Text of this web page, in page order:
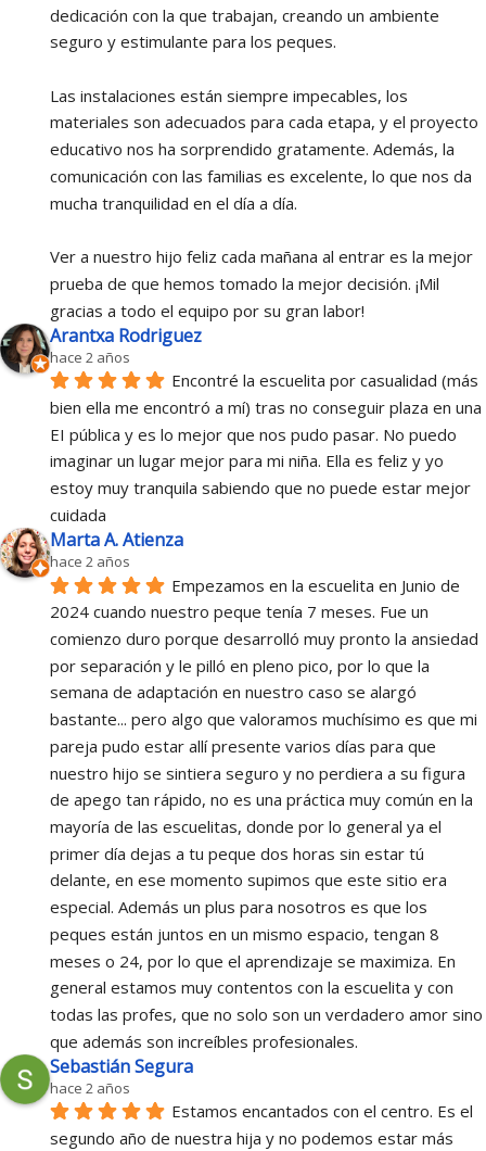
dedicación con la que trabajan, creando un ambiente
seguro y estimulante para los peques.
Las instalaciones están siempre impecables, los
materiales son adecuados para cada etapa, y el proyecto
educativo nos ha sorprendido gratamente. Además, la
comunicación con las familias es excelente, lo que nos da
mucha tranquilidad en el día a día.
Ver a nuestro hijo feliz cada mañana al entrar es la mejor
prueba de que hemos tomado la mejor decisión. ¡Mil
gracias a todo el equipo por su gran labor!
Arantxa Rodriguez
hace 2 años
Encontré la escuelita por casualidad (más
bien ella me encontró a mí) tras no conseguir plaza en una
EI pública y es lo mejor que nos pudo pasar. No puedo
imaginar un lugar mejor para mi niña. Ella es feliz y yo
estoy muy tranquila sabiendo que no puede estar mejor
cuidada
Marta A. Atienza
hace 2 años
Empezamos en la escuelita en Junio de
2024 cuando nuestro peque tenía 7 meses. Fue un
comienzo duro porque desarrolló muy pronto la ansiedad
por separación y le pilló en pleno pico, por lo que la
semana de adaptación en nuestro caso se alargó
bastante... pero algo que valoramos muchísimo es que mi
pareja pudo estar allí presente varios días para que
nuestro hijo se sintiera seguro y no perdiera a su figura
de apego tan rápido, no es una práctica muy común en la
mayoría de las escuelitas, donde por lo general ya el
primer día dejas a tu peque dos horas sin estar tú
delante, en ese momento supimos que este sitio era
especial. Además un plus para nosotros es que los
peques están juntos en un mismo espacio, tengan 8
meses o 24, por lo que el aprendizaje se maximiza. En
general estamos muy contentos con la escuelita y con
todas las profes, que no solo son un verdadero amor sino
que además son increíbles profesionales.
Sebastián Segura
hace 2 años
Estamos encantados con el centro. Es el
segundo año de nuestra hija y no podemos estar más